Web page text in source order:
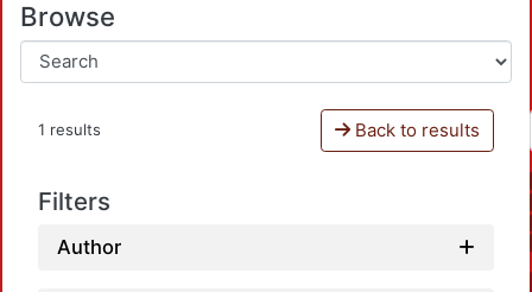
Browse
1 results Back to results
Filters
Author